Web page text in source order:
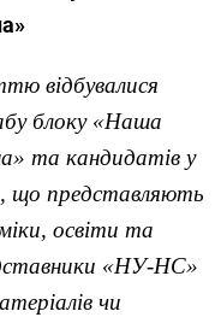
відбувалися
блоку «Наша
та кандидатів у
що представляють
освіти та
«НУ-НС»
чи